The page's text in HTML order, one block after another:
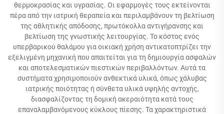
θερμοκρασίας και υγρασίας. Οι εφαρμογές τους εκτείνονται
πέρα από την ιατρική θεραπεία και περιλαμβάνουν τη βελτίωση
της αθλητικής απόδοσης, πρωτόκολλα αντιγήρανσης και
βελτίωση της γνωστικής λειτουργίας. Το κόστος ενός
υπερβαρικού θαλάμου για οικιακή χρήση αντικατοπτρίζει την
εξελιγμένη μηχανική που απαιτείται για τη δημιουργία ασφαλών
και αποτελεσματικών πιεστικών περιβαλλόντων. Αυτά τα
συστήματα χρησιμοποιούν ανθεκτικά υλικά, όπως χάλυβας
ιατρικής ποιότητας ή σύνθετα υλικά υψηλής αντοχής,
διασφαλίζοντας τη δομική ακεραιότητα κατά τους
επαναλαμβανόμενους κύκλους πίεσης. Τα χαρακτηριστικά